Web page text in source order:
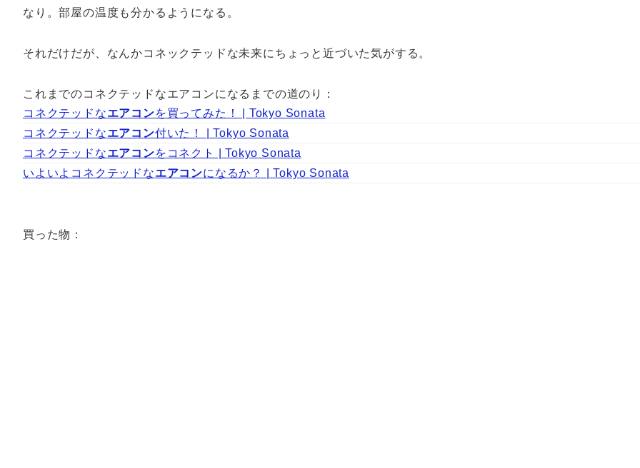
なり。部屋の温度も分かるようになる。
それだけだが、なんかコネックテッドな未来にちょっと近づいた気がする。
これまでのコネクテッドなエアコンになるまでの道のり：
コネクテッドなエアコンを買ってみた！ | Tokyo Sonata
コネクテッドなエアコン付いた！ | Tokyo Sonata
コネクテッドなエアコンをコネクト | Tokyo Sonata
いよいよコネクテッドなエアコンになるか？ | Tokyo Sonata
買った物：